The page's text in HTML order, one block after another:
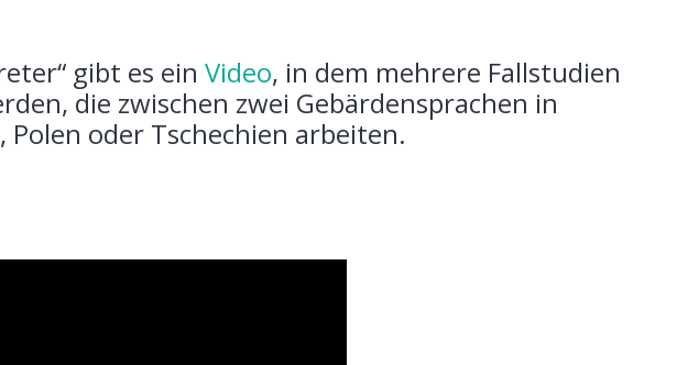
gibt es ein Video, in dem mehrere Fallstudien
die zwischen zwei Gebärdensprachen in
oder Tschechien arbeiten.